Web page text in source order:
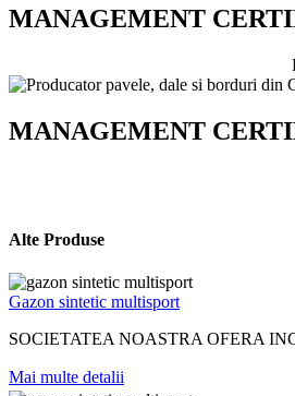
MANAGEMENT
MANAGEMENT
Alte Produse
Gazon sintetic multisport​
SOCIETATEA NOASTRA OFERA
Mai multe detalii